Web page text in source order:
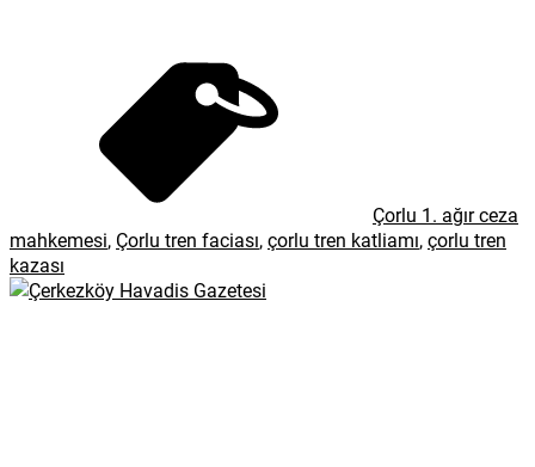
Çorlu 1. ağır ceza
mahkemesi, Çorlu tren faciası,çorlu tren katliamı,çorlu tren
kazası